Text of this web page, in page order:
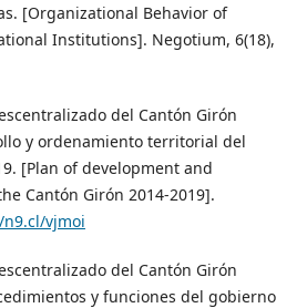
[Organizational Behavior of
Institutions]. Negotium, 6(18),
del Cantón Girón
y ordenamiento territorial del
[Plan of development and
Cantón Girón 2014-2019].
vjmoi
del Cantón Girón
y funciones del gobierno